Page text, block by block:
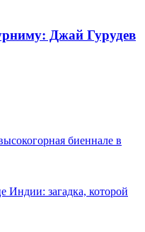
Джай Гурудев
биеннале в
Индии: загадка, которой